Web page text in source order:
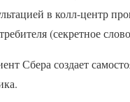
в колл-центр
(секретное
Сбера создает